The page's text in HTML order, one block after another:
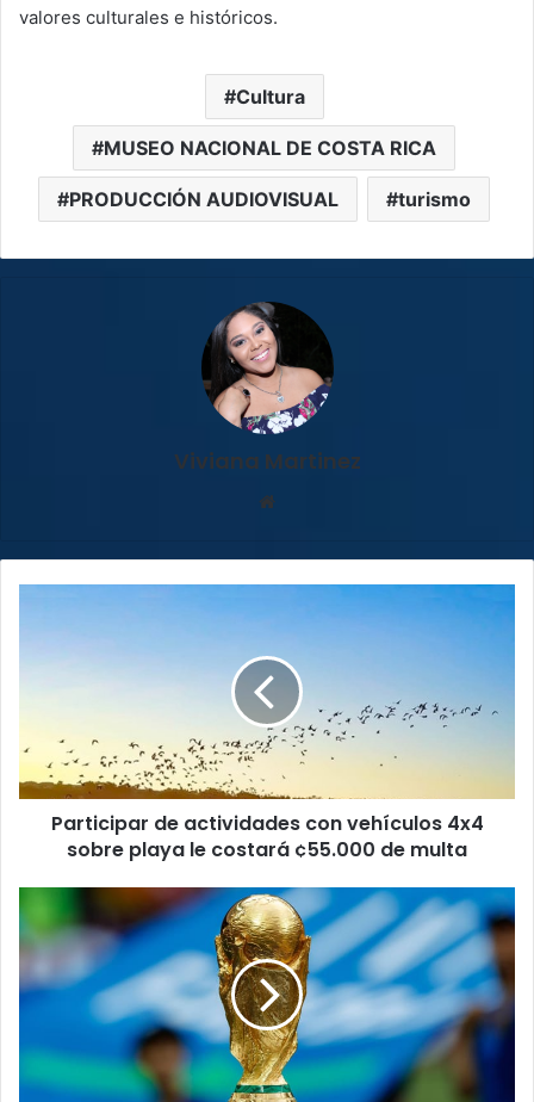
valores culturales e históricos.
Cultura
MUSEO NACIONAL DE COSTA RICA
PRODUCCIÓN AUDIOVISUAL turismo
Viviana Martinez
sobre
playa
le
costará
¢55.000
Participar de actividades con vehículos 4x4
sobre playa le costará ¢55.000 de multa
estudiará
la
posibilidad
de
un